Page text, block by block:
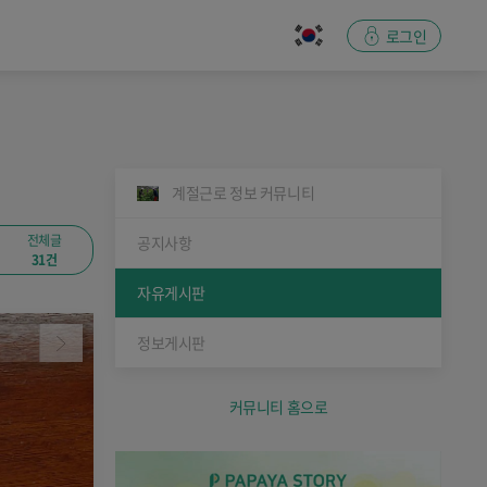
로그인
전체글
31건
계절근로 정보 커뮤니티
공지사항
자유게시판
정보게시판
커뮤니티 홈으로